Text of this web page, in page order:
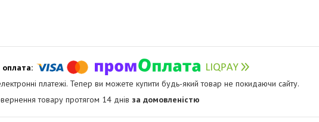
платежі. Тепер ви можете купити будь-який товар не покидаючи сайту.
товару протягом 14 днів за домовленістю